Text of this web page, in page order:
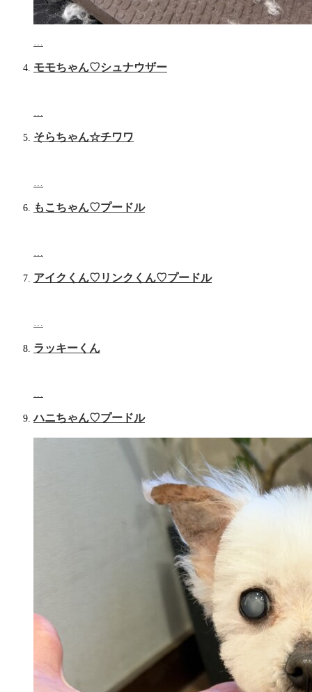
…
モモちゃん♡シュナウザー
そらちゃん☆チワワ
もこちゃん♡プードル
…
アイクくん♡‬リンクくん♡‬プードル
…
ラッキーくん
ハニちゃん♡‬プードル